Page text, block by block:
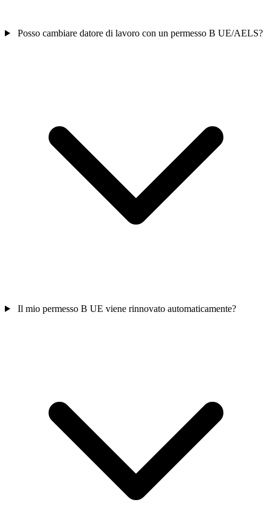
Posso cambiare datore di lavoro con un permesso B UE/AELS?
Il mio permesso B UE viene rinnovato automaticamente?